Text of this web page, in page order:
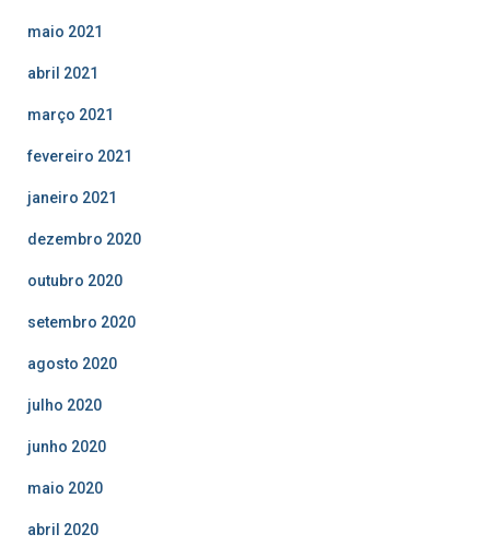
maio 2021
abril 2021
março 2021
fevereiro 2021
janeiro 2021
dezembro 2020
outubro 2020
setembro 2020
agosto 2020
julho 2020
junho 2020
maio 2020
abril 2020